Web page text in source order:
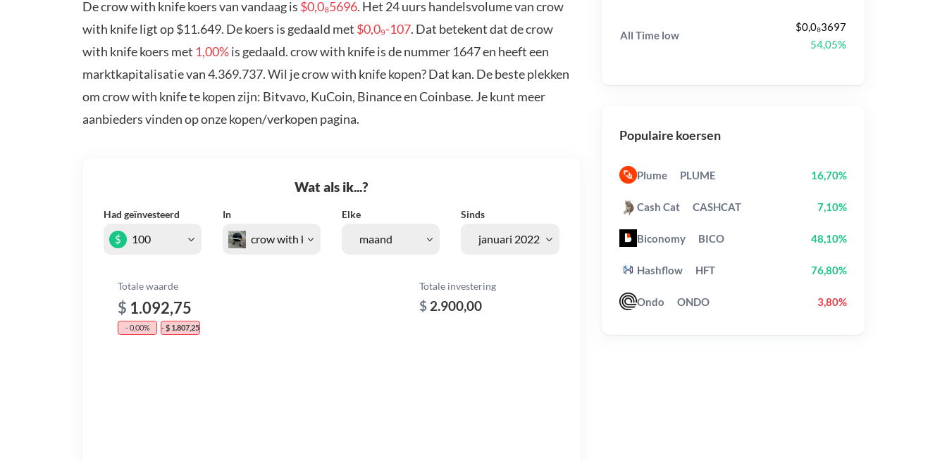
De crow with knife koers van vandaag is $0,0₈5696. Het 24 uurs handelsvolume van crow
with knife ligt op $11.649. De koers is gedaald met $0,0₉-107. Dat betekent dat de crow
with knife koers met 1,00%is gedaald. crow with knife is de nummer 1647 en heeft een
marktkapitalisatie van 4.369.737. Wil je crow with knife kopen? Dat kan. De beste plekken
om crow with knife te kopen zijn: Bitvavo, KuCoin, Binance en Coinbase. Je kunt meer
aanbieders vinden op onze kopen/verkopen pagina.
Wat als ik...?
Had geïnvesteerd In Elke Sinds
$
Totale waarde
$ 1.092,75
- 0,00% - $ 1.807,25
Totale investering
$ 2.900,00
All Time low
$0,0₈3697
54,05%
Populaire koersen
Plume PLUME 16,70%
Cash Cat CASHCAT 7,10%
Biconomy BICO 48,10%
Hashflow HFT 76,80%
Ondo ONDO 3,80%